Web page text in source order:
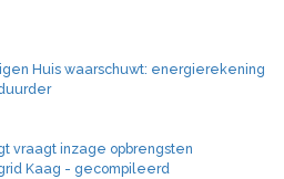
Huis waarschuwt: energierekening
vraagt inzage opbrengsten
Kaag - gecompileerd